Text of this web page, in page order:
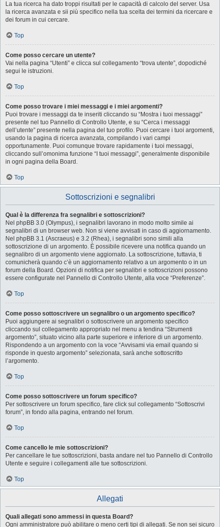
La tua ricerca ha dato troppi risultati per le capacità di calcolo del server. Usa
la ricerca avanzata e sii più specifico nella tua scelta dei termini da ricercare e
dei forum in cui cercare.
Top
Come posso cercare un utente?
Vai nella pagina “Utenti” e clicca sul collegamento “trova utente”, dopodiché
segui le istruzioni.
Top
Come posso trovare i miei messaggi e i miei argomenti?
Puoi trovare i messaggi da te inseriti cliccando su “Mostra i tuoi messaggi”
presente nel tuo Pannello di Controllo Utente, e su “Cerca i messaggi
dell’utente” presente nella pagina del tuo profilo. Puoi cercare i tuoi argomenti,
usando la pagina di ricerca avanzata, compilando i vari campi
opportunamente. Puoi comunque trovare rapidamente i tuoi messaggi,
cliccando sull’omonima funzione “I tuoi messaggi”, generalmente disponibile
in ogni pagina della Board.
Top
Sottoscrizioni e segnalibri
Qual è la differenza fra segnalibri e sottoscrizioni?
Nel phpBB 3.0 (Olympus), i segnalibri lavorano in modo molto simile ai
segnalibri di un browser web. Non si viene avvisati in caso di aggiornamento.
Nel phpBB 3.1 (Ascraeus) e 3.2 (Rhea), i segnalibri sono simili alla
sottoscrizione di un argomento. È possibile ricevere una notifica quando un
segnalibro di un argomento viene aggiornato. La sottoscrizione, tuttavia, ti
comunicherà quando c’è un aggiornamento relativo a un argomento o in un
forum della Board. Opzioni di notifica per segnalibri e sottoscrizioni possono
essere configurate nel Pannello di Controllo Utente, alla voce “Preferenze”.
Top
Come posso sottoscrivere un segnalibro o un argomento specifico?
Puoi aggiungere ai segnalibri o sottoscrivere un argomento specifico
cliccando sul collegamento appropriato nel menu a tendina “Strumenti
argomento”, situato vicino alla parte superiore e inferiore di un argomento.
Rispondendo a un argomento con la voce “Avvisami via email quando si
risponde in questo argomento” selezionata, sarà anche sottoscritto
l’argomento.
Top
Come posso sottoscrivere un forum specifico?
Per sottoscrivere un forum specifico, fare click sul collegamento “Sottoscrivi
forum”, in fondo alla pagina, entrando nel forum.
Top
Come cancello le mie sottoscrizioni?
Per cancellare le tue sottoscrizioni, basta andare nel tuo Pannello di Controllo
Utente e seguire i collegamenti alle tue sottoscrizioni.
Top
Allegati
Quali allegati sono ammessi in questa Board?
Ogni amministratore può abilitare o meno certi tipi di allegati. Se non sei sicuro